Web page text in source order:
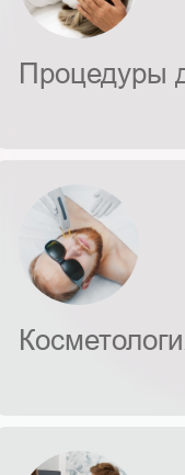
Процедуры